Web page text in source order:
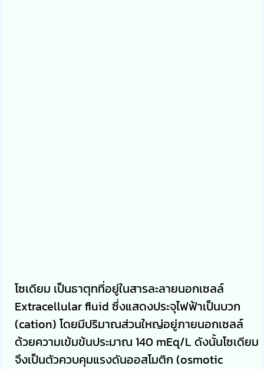
โซเดียม เป็นธาตุทที่อยู่ในสารละลายนอกเซลล์
Extracellular fluid ซึ่งแสดงประจุไฟฟ้าเป็นบวก
(cation) โดยมีปริมาณส่วนใหญ่อยู่ภายนอกเซลล์
ด้วยความเข้มข้นประมาณ 140 mEq/L ดังนั้นโซเดียม
จึงเป็นตัวควบคุมแรงดันออสโมติก (osmotic